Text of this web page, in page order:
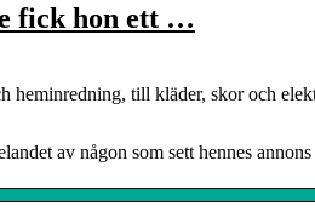
fick hon ett …
heminredning, till kläder, skor och
av någon som sett hennes